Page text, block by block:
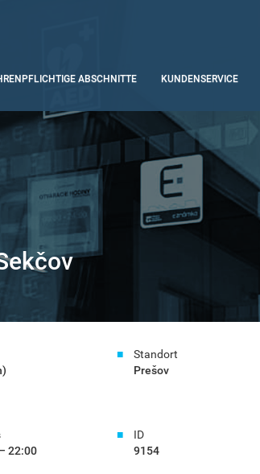
ABSCHNITTE KUNDENSERVICE
Standort
Prešov
22:00
ID
9154